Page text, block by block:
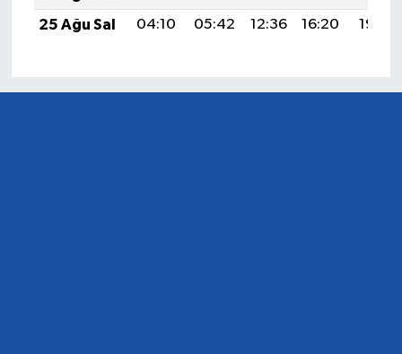
25 Ağu Sal
04:10 05:42 12:36 16:20 19:20